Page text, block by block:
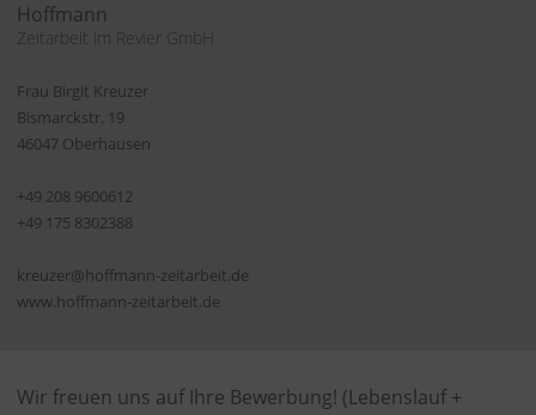
Hoffmann
Zeitarbeit im Revier GmbH
Frau Birgit Kreuzer
Bismarckstr. 19
46047 Oberhausen
+49 208 9600612
+49 175 8302388
kreuzer@hoffmann-zeitarbeit.de
www.hoffmann-zeitarbeit.de
Wir freuen uns auf Ihre Bewerbung! (Lebenslauf +